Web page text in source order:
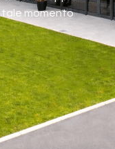
tale momento